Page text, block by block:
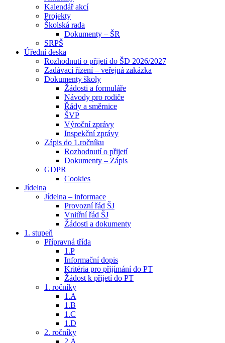
Kalendář akcí
Projekty
Školská rada
Dokumenty – ŠR
SRPŠ
Úřední deska
Rozhodnutí o přijetí do ŠD 2026/2027
Zadávací řízení – veřejná zakázka
Dokumenty školy
Žádosti a formuláře
Návody pro rodiče
Řády a směrnice
ŠVP
Výroční zprávy
Inspekční zprávy
Zápis do 1.ročníku
Rozhodnutí o přijetí
Dokumenty – Zápis
GDPR
Cookies
Jídelna
Jídelna – informace
Provozní řád ŠJ
Vnitřní řád ŠJ
Žádosti a dokumenty
1. stupeň
Přípravná třída
1.P
Informační dopis
Kritéria pro přijímání do PT
Žádost k přijetí do PT
1. ročníky
1.A
1.B
1.C
1.D
2. ročníky
2.A